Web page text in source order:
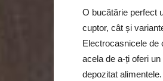
O bucătărie perfect
cuptor, cât și
Electrocasnicele de
acela de a-ți oferi
depozitat alimentele.